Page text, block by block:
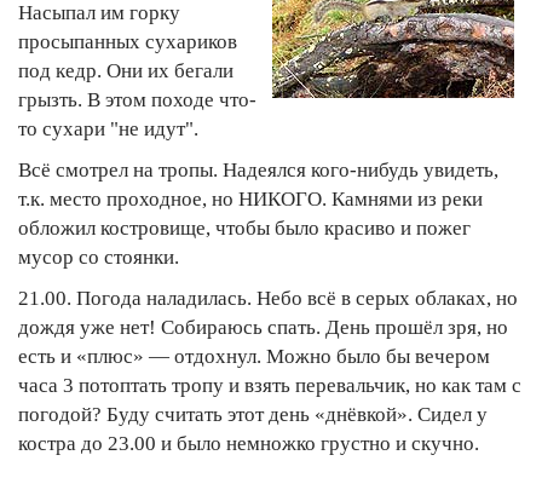
Насыпал им горку
просыпанных сухариков
под кедр. Они их бегали
грызть. В этом походе что-
то сухари "не идут".
Всё смотрел на тропы. Надеялся кого-нибудь увидеть,
т.к. место проходное, но НИКОГО. Камнями из реки
обложил костровище, чтобы было красиво и пожег
мусор со стоянки.
21.00. Погода наладилась. Небо всё в серых облаках, но
дождя уже нет! Собираюсь спать. День прошёл зря, но
есть и «плюс» — отдохнул. Можно было бы вечером
часа 3 потоптать тропу и взять перевальчик, но как там с
погодой? Буду считать этот день «днёвкой». Сидел у
костра до 23.00 и было немножко грустно и скучно.